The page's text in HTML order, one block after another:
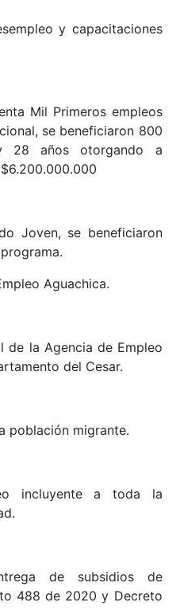
y capacitaciones
Mil Primeros empleos
se beneficiaron 800
28 años otorgando a
Joven, se beneficiaron
Aguachica.
de la Agencia de Empleo
del Cesar.
población migrante.
incluyente a toda la
de subsidios de
488 de 2020 y Decreto